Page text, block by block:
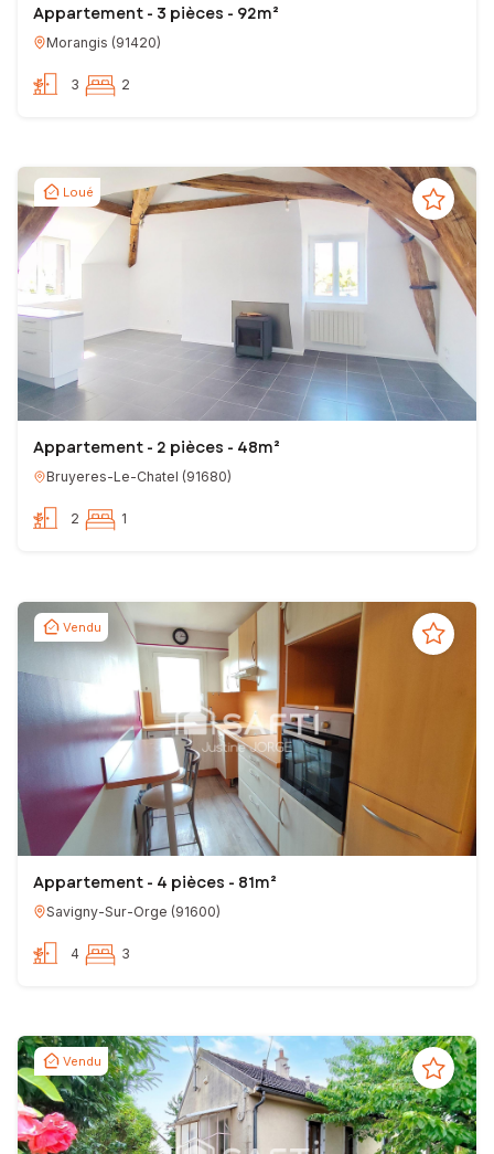
Appartement - 3 pièces - 92m²
Morangis (91420)
3 2
Loué
Appartement - 2 pièces - 48m²
Bruyeres-Le-Chatel (91680)
2 1
Vendu
Appartement - 4 pièces - 81m²
Savigny-Sur-Orge (91600)
4 3
Vendu